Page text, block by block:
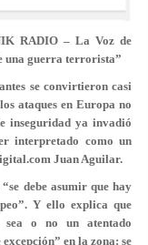
RADIO – La Voz de
una guerra terrorista”
se convirtieron casi
ataques en Europa no
inseguridad ya invadió
interpretado como un
Juan Aguilar.
debe asumir que hay
Y ello explica que
sea o no un atentado
en la zona: se